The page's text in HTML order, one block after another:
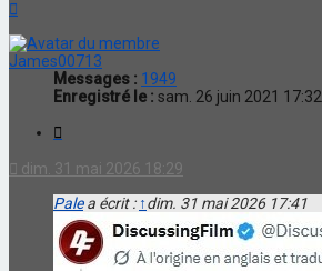
James00713
Messages : 1949
Enregistré le : sam. 26 juin 2021 17:32
dim. 31 mai 2026 18:29
Palea écrit : ↑dim. 31 mai 2026 17:41